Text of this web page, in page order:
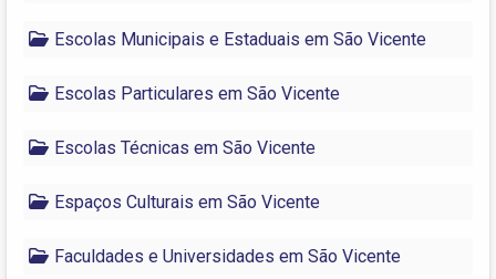
Escolas Municipais e Estaduais em São Vicente
Escolas Particulares em São Vicente
Escolas Técnicas em São Vicente
Espaços Culturais em São Vicente
Faculdades e Universidades em São Vicente